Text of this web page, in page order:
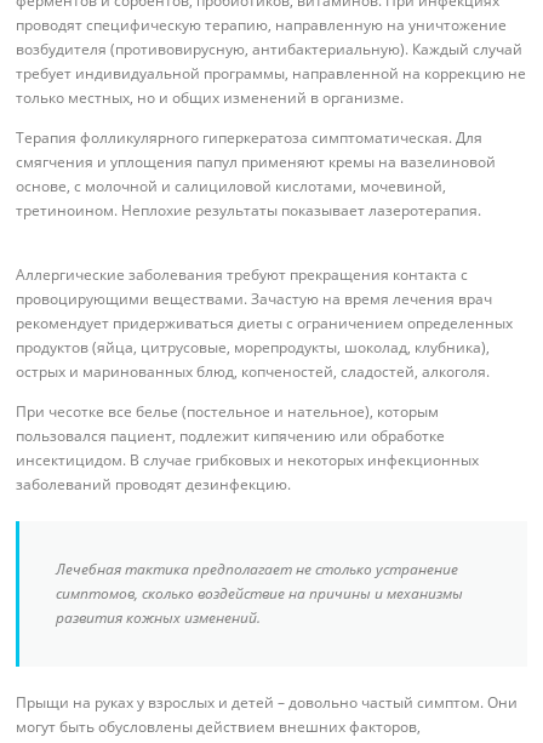
проводят специфическую терапию, направленную на уничтожение
возбудителя (противовирусную, антибактериальную). Каждый случай
требует индивидуальной программы, направленной на коррекцию не
только местных, но и общих изменений в организме.
Терапия фолликулярного гиперкератоза симптоматическая. Для
смягчения и уплощения папул применяют кремы на вазелиновой
основе, с молочной и салициловой кислотами, мочевиной,
третиноином. Неплохие результаты показывает лазеротерапия.
Аллергические заболевания требуют прекращения контакта с
провоцирующими веществами. Зачастую на время лечения врач
рекомендует придерживаться диеты с ограничением определенных
продуктов (яйца, цитрусовые, морепродукты, шоколад, клубника),
острых и маринованных блюд, копченостей, сладостей, алкоголя.
При чесотке все белье (постельное и нательное), которым
пользовался пациент, подлежит кипячению или обработке
инсектицидом. В случае грибковых и некоторых инфекционных
заболеваний проводят дезинфекцию.
Лечебная тактика предполагает не столько устранение
симптомов, сколько воздействие на причины и механизмы
развития кожных изменений.
Прыщи на руках у взрослых и детей – довольно частый симптом. Они
могут быть обусловлены действием внешних факторов,